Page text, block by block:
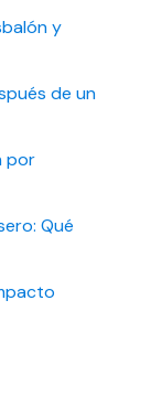
y
de un
por
Qué